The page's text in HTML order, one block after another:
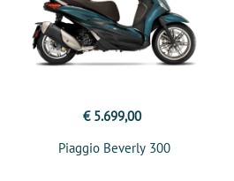
€ 5.699,00
Piaggio Beverly 300